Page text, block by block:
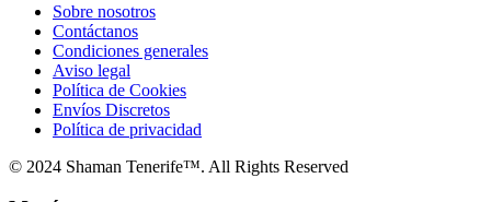
Sobre nosotros
Contáctanos
Condiciones generales
Aviso legal
Política de Cookies
Envíos Discretos
Política de privacidad
© 2024 Shaman Tenerife™. All Rights Reserved